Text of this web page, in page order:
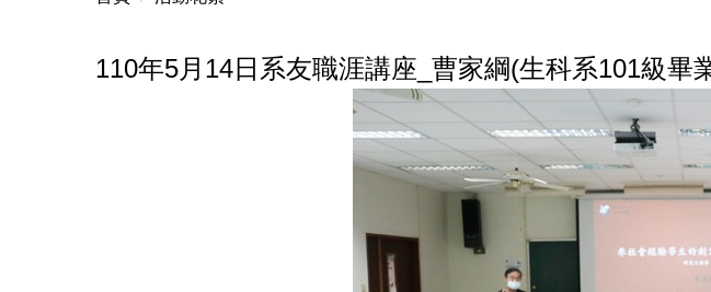
110年5月14日系友職涯講座_曹家綱(生科系101級畢